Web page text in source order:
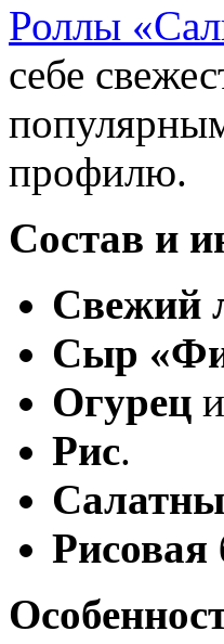
Роллы
себе
профилю.
Состав и
Свежий
Сыр
Огурец
Рис.
Рисовая